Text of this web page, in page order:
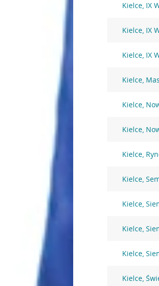
Kielce, IX
Kielce, IX
Kielce, IX
Kielce,
Kielce,
Kielce,
Kielce,
Kielce,
Kielce,
Kielce,
Kielce,
Kielce,